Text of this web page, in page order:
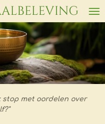
stop met oordelen over